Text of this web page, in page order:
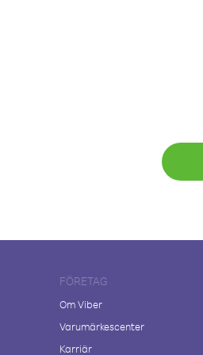
FÖRETAG
Om Viber
Varumärkescenter
Karriär